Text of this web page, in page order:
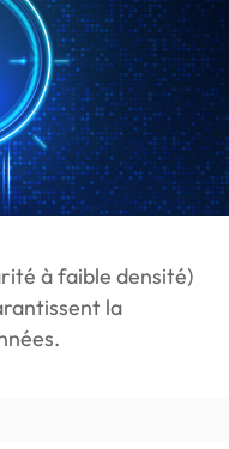
à faible densité)
la